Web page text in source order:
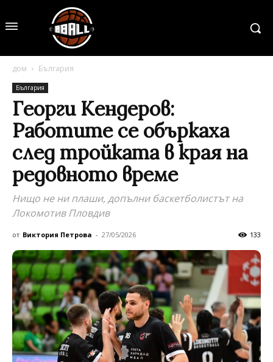
дом България
България
Георги Кендеров:
Работите се объркаха
след тройката в края на
редовното време
Нищо не ни плаши, допълни баскетболистът на
Локомотив Пловдив
от Виктория Петрова - 27/05/2026 133